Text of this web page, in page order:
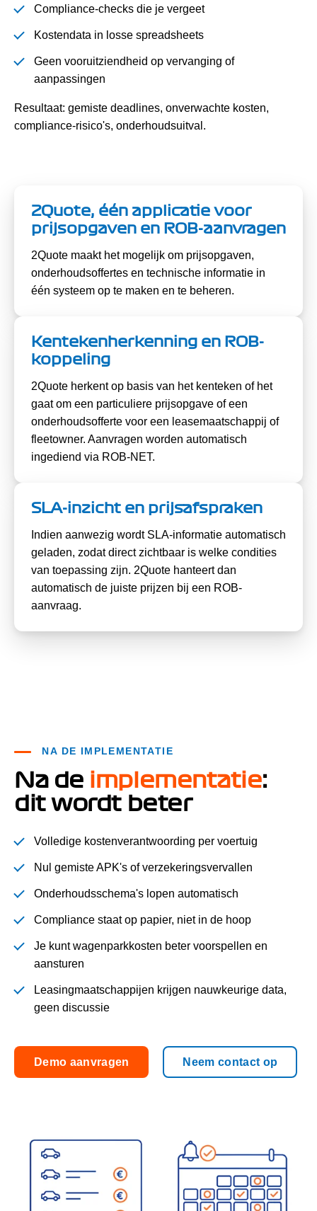
Compliance-checks die je vergeet
Kostendata in losse spreadsheets
Geen vooruitziendheid op vervanging of
aanpassingen
Resultaat: gemiste deadlines, onverwachte kosten,
compliance-risico's, onderhoudsuitval.
2Quote, één applicatie voor
prijsopgaven en ROB-aanvragen
2Quote maakt het mogelijk om prijsopgaven,
onderhoudsoffertes en technische informatie in
één systeem op te maken en te beheren.
Kentekenherkenning en ROB-
koppeling
2Quote herkent op basis van het kenteken of het
gaat om een particuliere prijsopgave of een
onderhoudsofferte voor een leasemaatschappij of
fleetowner. Aanvragen worden automatisch
ingediend via ROB-NET.
SLA-inzicht en prijsafspraken
Indien aanwezig wordt SLA-informatie automatisch
geladen, zodat direct zichtbaar is welke condities
van toepassing zijn. 2Quote hanteert dan
automatisch de juiste prijzen bij een ROB-
aanvraag.
NA DE IMPLEMENTATIE
Na de implementatie:
dit wordt beter
Volledige kostenverantwoording per voertuig
Nul gemiste APK's of verzekeringsvervallen
Onderhoudsschema's lopen automatisch
Compliance staat op papier, niet in de hoop
Je kunt wagenparkkosten beter voorspellen en
aansturen
Leasingmaatschappijen krijgen nauwkeurige data,
geen discussie
Demo aanvragen Neem contact op